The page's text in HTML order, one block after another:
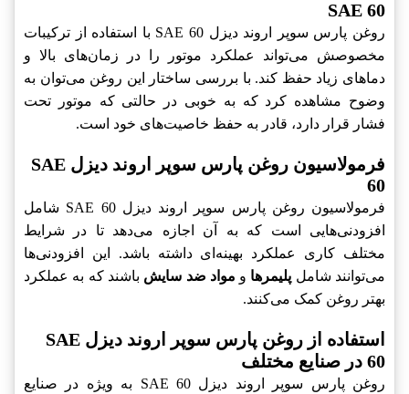
SAE 60
روغن پارس سوپر اروند دیزل SAE 60 با استفاده از ترکیبات
مخصوصش می‌تواند عملکرد موتور را در زمان‌های بالا و
دماهای زیاد حفظ کند. با بررسی ساختار این روغن می‌توان به
وضوح مشاهده کرد که به خوبی در حالتی که موتور تحت
فشار قرار دارد، قادر به حفظ خاصیت‌های خود است.
فرمولاسیون روغن پارس سوپر اروند دیزل SAE
60
فرمولاسیون روغن پارس سوپر اروند دیزل SAE 60 شامل
افزودنی‌هایی است که به آن اجازه می‌دهد تا در شرایط
مختلف کاری عملکرد بهینه‌ای داشته باشد. این افزودنی‌ها
می‌توانند شامل پلیمرها و مواد ضد سایش باشند که به عملکرد
بهتر روغن کمک می‌کنند.
استفاده از روغن پارس سوپر اروند دیزل SAE
60 در صنایع مختلف
روغن پارس سوپر اروند دیزل SAE 60 به ویژه در صنایع